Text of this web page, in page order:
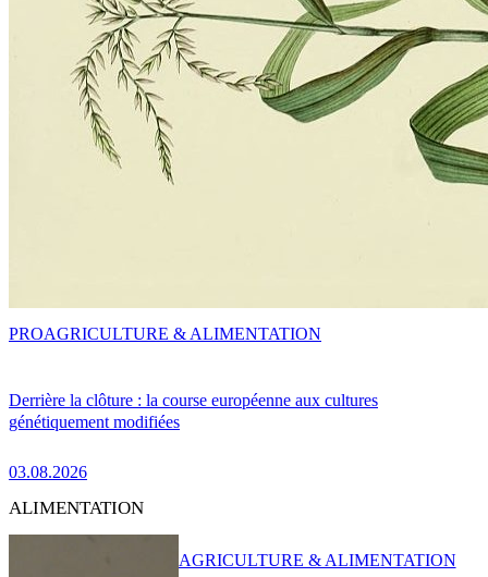
Derrière la clôture : la course européenne aux cultures
génétiquement modifiées
03.08.2026
PROAGRICULTURE & ALIMENTATION
ALIMENTATION
AGRICULTURE & ALIMENTATION